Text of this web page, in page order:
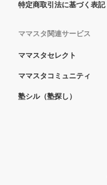
特定商取引法に基づく表記
ママスタ関連サービス
ママスタセレクト
ママスタコミュニティ
塾シル（塾探し）